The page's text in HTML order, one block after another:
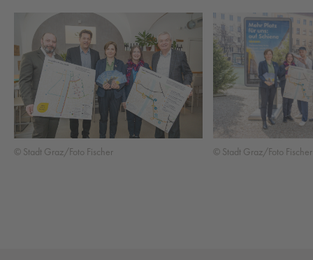
© Stadt Graz/Foto Fischer © Stadt Graz/Foto Fischer